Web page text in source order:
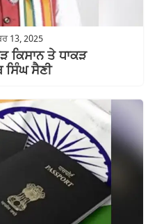
13, 2025
ਕਿਸਾਨ ਤੇ ਧਾਕੜ
ਸਿੰਘ ਸੈਣੀ